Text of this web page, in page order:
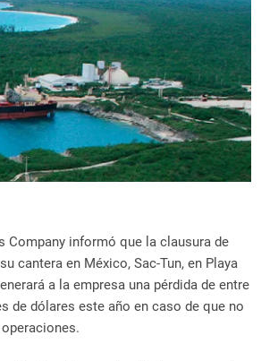
Company informó que la clausura de
cantera en México, Sac-Tun, en Playa
a la empresa una pérdida de entre
de dólares este año en caso de que no